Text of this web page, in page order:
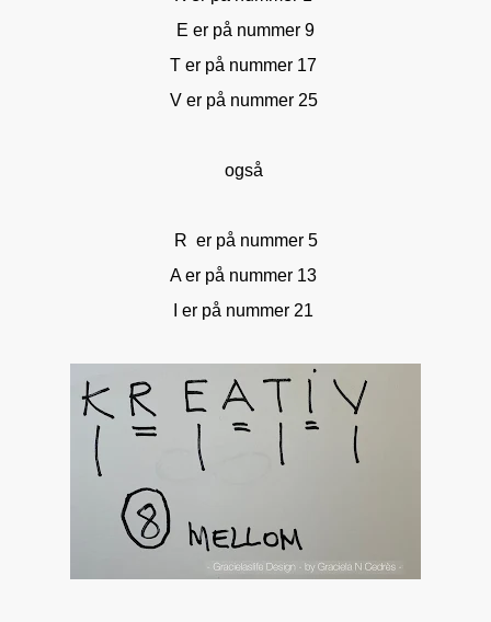
E er på nummer 9
T er på nummer 17
V er på nummer 25
også
R er på nummer 5
A er på nummer 13
I er på nummer 21